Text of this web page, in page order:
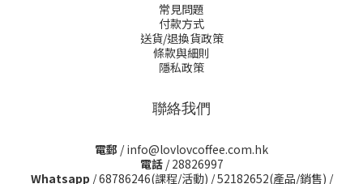
常見問題
付款方式
送貨/退換貨政策
條款與細則
隱私政策
聯絡我們
電郵 / info@lovlovcoffee.com.hk
電話/ 28826997
Whatsapp /68786246(課程/活動) /52182652(產品/銷售) /